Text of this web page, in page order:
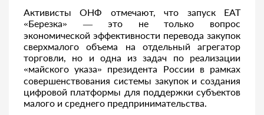
Активисты ОНФ отмечают, что запуск ЕАТ
«Березка» — это не только вопрос
экономической эффективности перевода закупок
сверхмалого объема на отдельный агрегатор
торговли, но и одна из задач по реализации
«майского указа» президента России в рамках
совершенствования системы закупок и создания
цифровой платформы для поддержки субъектов
малого и среднего предпринимательства.